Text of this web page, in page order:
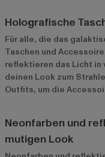
Holografische
Für alle, die das
Taschen und
reflektieren das Licht in
deinen Look zum
Outfits, um die
Neonfarben und
mutigen Look